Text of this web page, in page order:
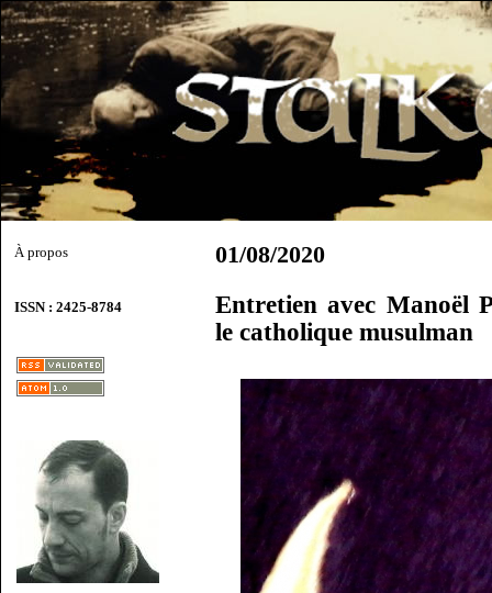
À propos
ISSN : 2425-8784
01/08/2020
Entretien avec Manoël
le catholique musulman